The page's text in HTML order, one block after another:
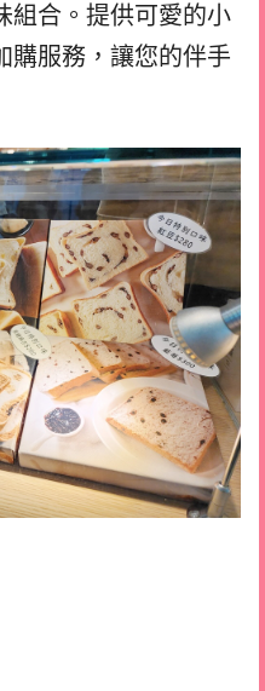
組合。提供可愛的小
購服務，讓您的伴手